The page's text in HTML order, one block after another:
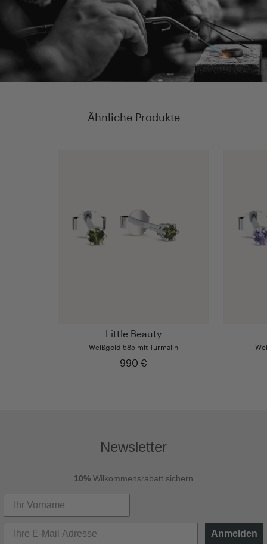
Ähnliche Produkte
Little Beauty
Weißgold 585 mit Turmalin
990 €
Newsletter
10% Wilkommensrabatt sichern
Anmelden